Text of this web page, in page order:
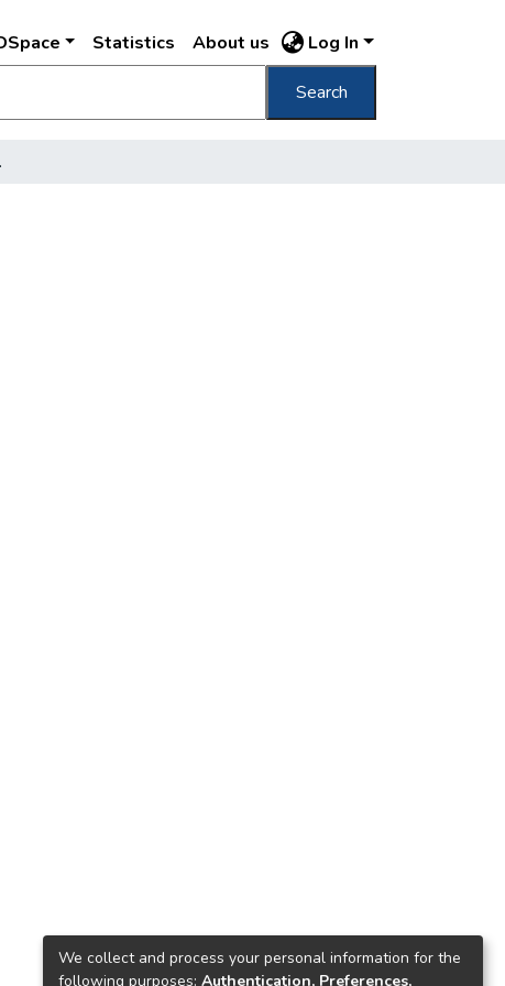
Statistics About us Log In
Search
/
We collect and process your personal information for the
following purposes: Authentication, Preferences,